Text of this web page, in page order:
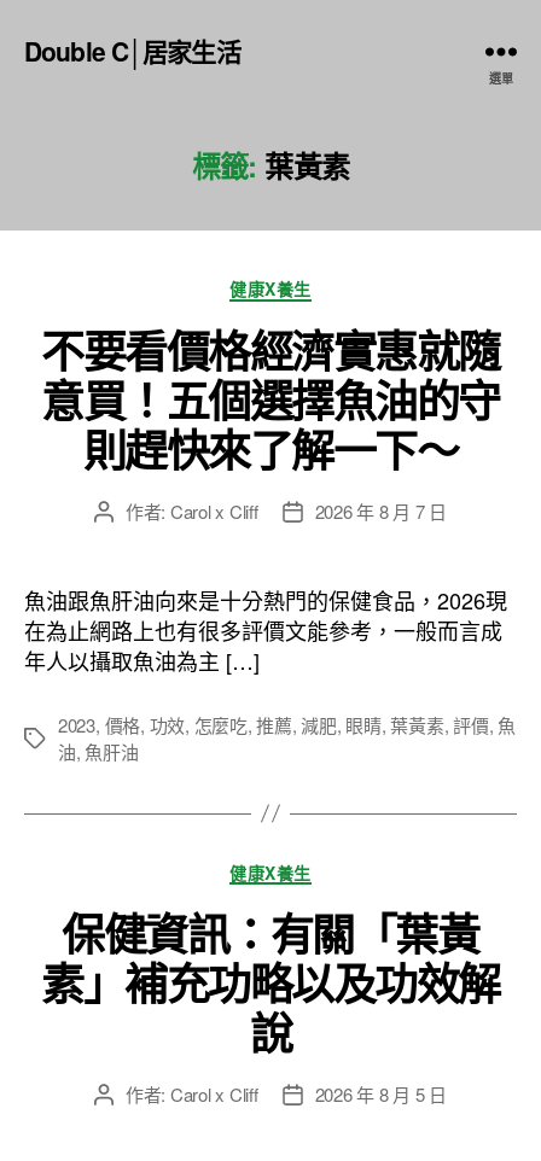
Double C│居家生活
選單
標籤: 葉黃素
分
類
健康X養生
不要看價格經濟實惠就隨
意買！五個選擇魚油的守
則趕快來了解一下～
文
者
作者: Carol x Cliff
文
佈
日
期
2026 年 8 月 7 日
魚油跟魚肝油向來是十分熱門的保健食品，2026現
在為止網路上也有很多評價文能參考，一般而言成
年人以攝取魚油為主 […]
標
2023, 價格, 功效, 怎麼吃,推薦,減肥, 眼睛,葉黃素,評價, 魚
油, 魚肝油
分
類
健康X養生
保健資訊：有關「葉黃
素」補充功略以及功效解
說
文 作者: Carol x Cliff
文 2026 年 8 月 5 日